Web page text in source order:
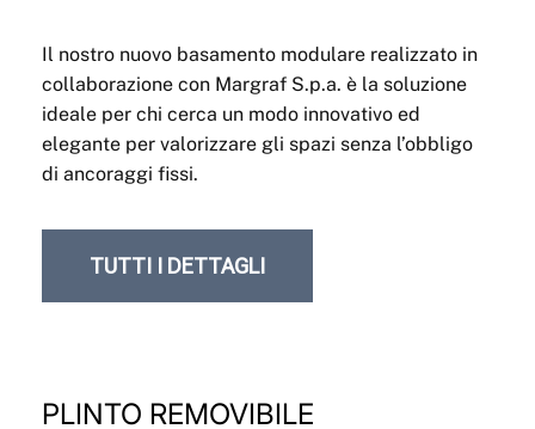
Il nostro nuovo basamento modulare realizzato in
collaborazione con Margraf S.p.a. è la soluzione
ideale per chi cerca un modo innovativo ed
elegante per valorizzare gli spazi senza l’obbligo
di ancoraggi fissi.
TUTTI I DETTAGLI
PLINTO REMOVIBILE